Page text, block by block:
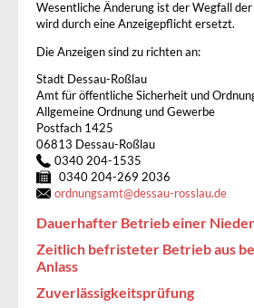
Wesentliche Änderung ist der Wegfall
wird durch eine Anzeigepflicht ersetzt.
Die Anzeigen sind zu richten an:
Stadt Dessau-Roßlau
Amt für öffentliche Sicherheit und
Allgemeine Ordnung und Gewerbe
Postfach 1425
06813 Dessau-Roßlau
0340 204-1535
0340 204-269 2036
ordnungsamt@dessau-rosslau.de
Dauerhafter Betrieb einer
Zeitlich befristeter Betrieb aus
Anlass
Zuverlässigkeitsprüfung